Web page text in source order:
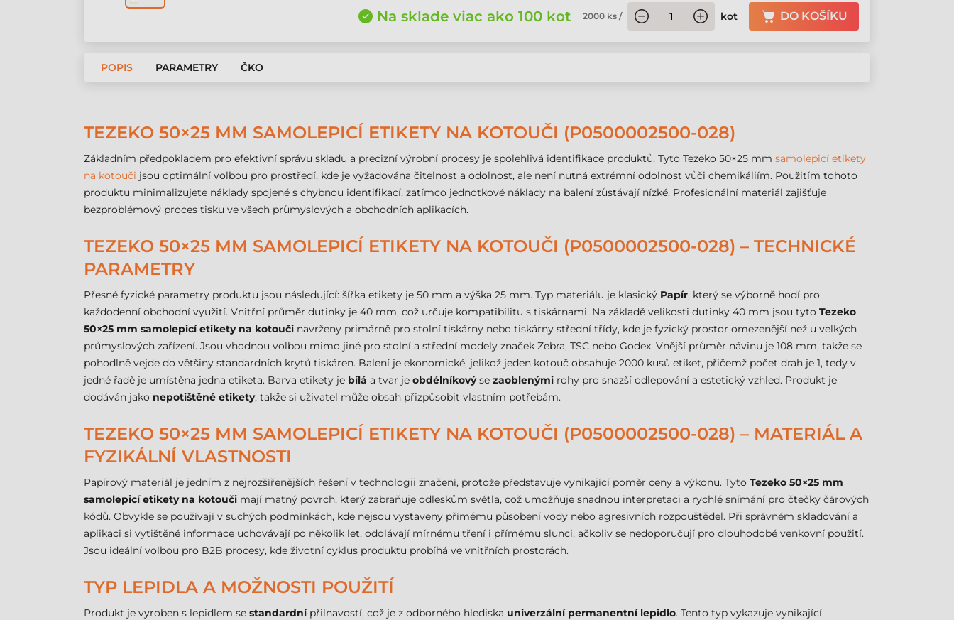
Na sklade viac ako 100 kot 2000 ks/ kot DO KOŠÍKU
POPIS PARAMETRY ČKO
TEZEKO 50×25 MM SAMOLEPICÍ ETIKETY NA KOTOUČI (P0500002500-028)
Základním předpokladem pro efektivní správu skladu a precizní výrobní procesy je spolehlivá identifikace produktů. Tyto Tezeko 50×25 mm samolepicí etikety
na kotouči jsou optimální volbou pro prostředí, kde je vyžadována čitelnost a odolnost, ale není nutná extrémní odolnost vůči chemikáliím. Použitím tohoto
produktu minimalizujete náklady spojené s chybnou identifikací, zatímco jednotkové náklady na balení zůstávají nízké. Profesionální materiál zajišťuje
bezproblémový proces tisku ve všech průmyslových a obchodních aplikacích.
TEZEKO 50×25 MM SAMOLEPICÍ ETIKETY NA KOTOUČI (P0500002500-028) – TECHNICKÉ
PARAMETRY
Přesné fyzické parametry produktu jsou následující: šířka etikety je 50 mm a výška 25 mm. Typ materiálu je klasický Papír, který se výborně hodí pro
každodenní obchodní využití. Vnitřní průměr dutinky je 40 mm, což určuje kompatibilitu s tiskárnami. Na základě velikosti dutinky 40 mm jsou tyto Tezeko
50×25 mm samolepicí etikety na kotouči navrženy primárně pro stolní tiskárny nebo tiskárny střední třídy, kde je fyzický prostor omezenější než u velkých
průmyslových zařízení. Jsou vhodnou volbou mimo jiné pro stolní a střední modely značek Zebra, TSC nebo Godex. Vnější průměr návinu je 108 mm, takže se
pohodlně vejde do většiny standardních krytů tiskáren. Balení je ekonomické, jelikož jeden kotouč obsahuje 2000 kusů etiket, přičemž počet drah je 1, tedy v
jedné řadě je umístěna jedna etiketa. Barva etikety je bílá a tvar je obdélníkovýse zaoblenými rohy pro snazší odlepování a estetický vzhled. Produkt je
dodáván jako nepotištěné etikety, takže si uživatel může obsah přizpůsobit vlastním potřebám.
TEZEKO 50×25 MM SAMOLEPICÍ ETIKETY NA KOTOUČI (P0500002500-028) – MATERIÁL A
FYZIKÁLNÍ VLASTNOSTI
Papírový materiál je jedním z nejrozšířenějších řešení v technologii značení, protože představuje vynikající poměr ceny a výkonu. Tyto Tezeko 50×25 mm
samolepicí etikety na kotouči mají matný povrch, který zabraňuje odleskům světla, což umožňuje snadnou interpretaci a rychlé snímání pro čtečky čárových
kódů. Obvykle se používají v suchých podmínkách, kde nejsou vystaveny přímému působení vody nebo agresivních rozpouštědel. Při správném skladování a
aplikaci si vytištěné informace uchovávají po několik let, odolávají mírnému tření i přímému slunci, ačkoliv se nedoporučují pro dlouhodobé venkovní použití.
Jsou ideální volbou pro B2B procesy, kde životní cyklus produktu probíhá ve vnitřních prostorách.
TYP LEPIDLA A MOŽNOSTI POUŽITÍ
Produkt je vyroben s lepidlem se standardnípřilnavostí, což je z odborného hlediska univerzální permanentní lepidlo. Tento typ vykazuje vynikající